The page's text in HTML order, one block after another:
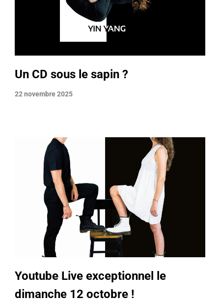
Un CD sous le sapin ?
22 novembre 2025
Youtube Live exceptionnel le
dimanche 12 octobre !